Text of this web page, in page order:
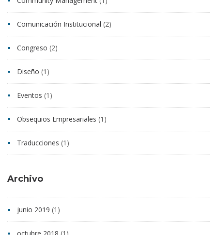
Comunicación Institucional (2)
Congreso (2)
Diseño (1)
Eventos (1)
Obsequios Empresariales (1)
Traducciones (1)
Archivo
junio 2019 (1)